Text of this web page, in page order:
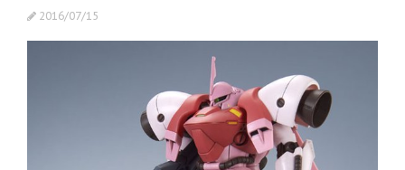
2016/07/15